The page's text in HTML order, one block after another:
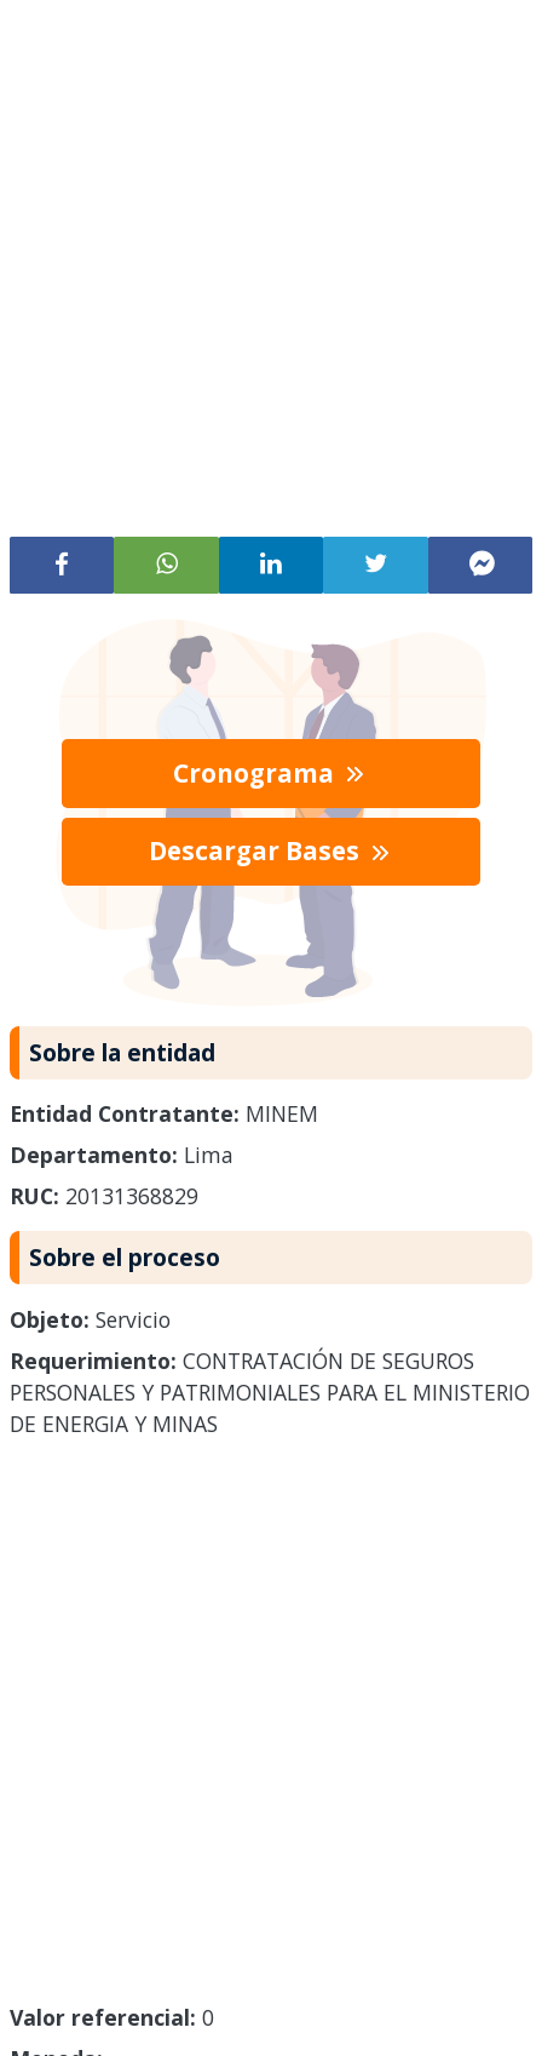
Cronograma
Descargar Bases
Sobre la entidad
Entidad Contratante: MINEM
Departamento: Lima
RUC: 20131368829
Sobre el proceso
Objeto: Servicio
Requerimiento: CONTRATACIÓN DE SEGUROS
PERSONALES Y PATRIMONIALES PARA EL MINISTERIO
DE ENERGIA Y MINAS
Valor referencial: 0